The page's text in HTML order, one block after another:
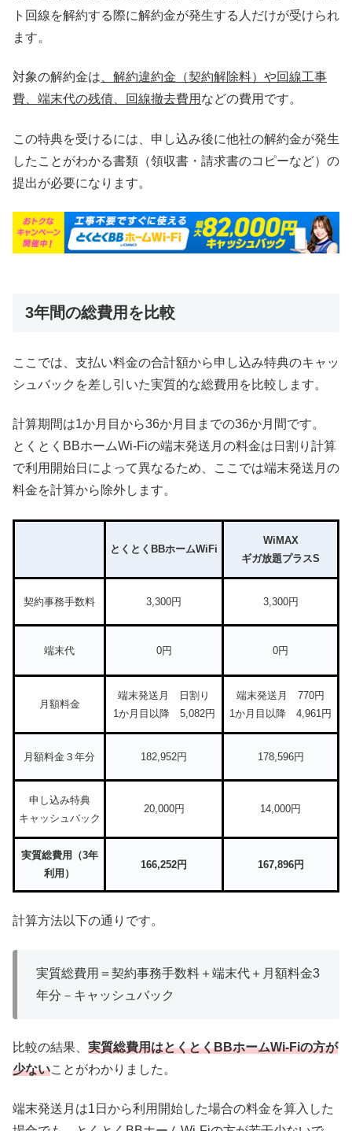
ト回線を解約する際に解約金が発生する人だけが受けられ
ます。
対象の解約金は 、解約違約金（契約解除料）や回線工事
費、端末代の残債、回線撤去費用 などの費用です。
この特典を受けるには、申し込み後に他社の解約金が発生
したことがわかる書類（領収書・請求書のコピーなど）の
提出が必要になります。
3年間の総費用を比較
ここでは、支払い料金の合計額から申し込み特典のキャッ
シュバックを差し引いた実質的な総費用を比較します。
計算期間は1か月目から36か月目までの36か月間です。
とくとくBBホームWi-Fiの端末発送月の料金は日割り計算
で利用開始日によって異なるため、ここでは端末発送月の
料金を計算から除外します。
とくとくBBホームWiFi
WiMAX
ギガ放題プラスS
契約事務手数料 3,300円 3,300円
端末代 0円 0円
月額料金
端末発送月 日割り
1か月目以降 5,082円
端末発送月 770円
1か月目以降 4,961円
月額料金３年分 182,952円 178,596円
申し込み特典
キャッシュバック
20,000円 14,000円
実質総費用（3年
利用）
166,252円 167,896円
計算方法以下の通りです。
実質総費用＝契約事務手数料＋端末代＋月額料金3
年分－キャッシュバック
比較の結果、 実質総費用はとくとくBBホームWi-Fiの方が
少ないことがわかりました。
端末発送月は1日から利用開始した場合の料金を算入した